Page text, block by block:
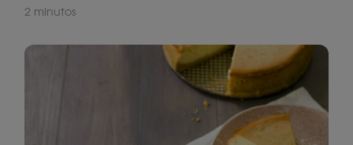
2 minutos